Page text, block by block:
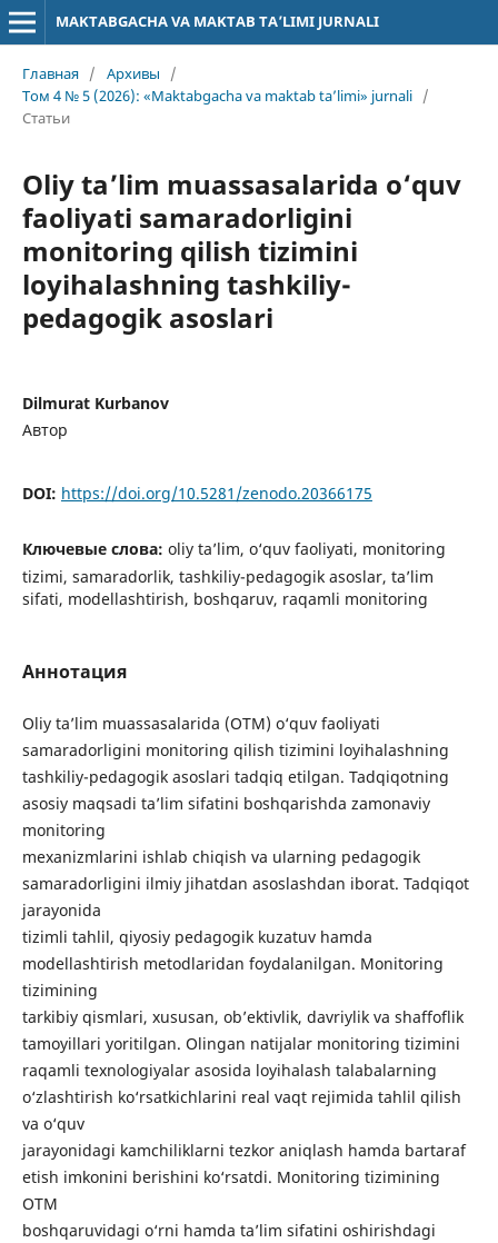
MAKTABGACHA VA MAKTAB TA’LIMI JURNALI
Главная / Архивы
/
Том 4 № 5 (2026): «Maktabgacha va maktab ta’limi» jurnali /
Статьи
Oliy ta’lim muassasalarida o‘quv
faoliyati samaradorligini
monitoring qilish tizimini
loyihalashning tashkiliy-
pedagogik asoslari
Dilmurat Kurbanov
Автор
DOI: https://doi.org/10.5281/zenodo.20366175
Ключевые слова: oliy ta’lim, o‘quv faoliyati, monitoring
tizimi, samaradorlik, tashkiliy-pedagogik asoslar, ta’lim
sifati, modellashtirish, boshqaruv, raqamli monitoring
Аннотация
Oliy ta’lim muassasalarida (OTM) o‘quv faoliyati
samaradorligini monitoring qilish tizimini loyihalashning
tashkiliy-pedagogik asoslari tadqiq etilgan. Tadqiqotning
asosiy maqsadi ta’lim sifatini boshqarishda zamonaviy
monitoring
mexanizmlarini ishlab chiqish va ularning pedagogik
samaradorligini ilmiy jihatdan asoslashdan iborat. Tadqiqot
jarayonida
tizimli tahlil, qiyosiy pedagogik kuzatuv hamda
modellashtirish metodlaridan foydalanilgan. Monitoring
tizimining
tarkibiy qismlari, xususan, ob’ektivlik, davriylik va shaffoflik
tamoyillari yoritilgan. Olingan natijalar monitoring tizimini
raqamli texnologiyalar asosida loyihalash talabalarning
o‘zlashtirish ko‘rsatkichlarini real vaqt rejimida tahlil qilish
va o‘quv
jarayonidagi kamchiliklarni tezkor aniqlash hamda bartaraf
etish imkonini berishini ko‘rsatdi. Monitoring tizimining
OTM
boshqaruvidagi o‘rni hamda ta’lim sifatini oshirishdagi